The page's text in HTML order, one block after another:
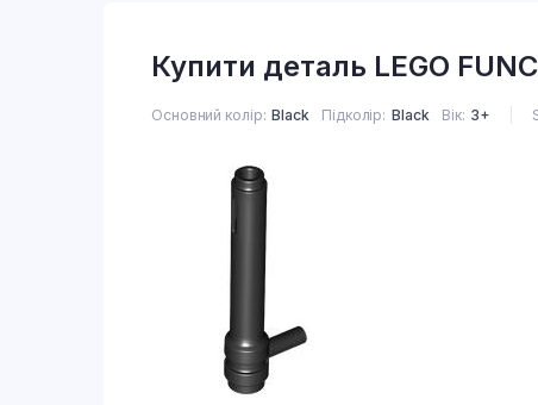
Купити деталь LEGO
Основний колір Black Підколір Black Вік 3+